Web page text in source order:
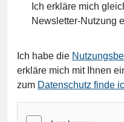
Ich erkläre mich
Newsletter-Nutzung
Ich habe die
erkläre mich mit Ihnen
zum Datenschutz finde